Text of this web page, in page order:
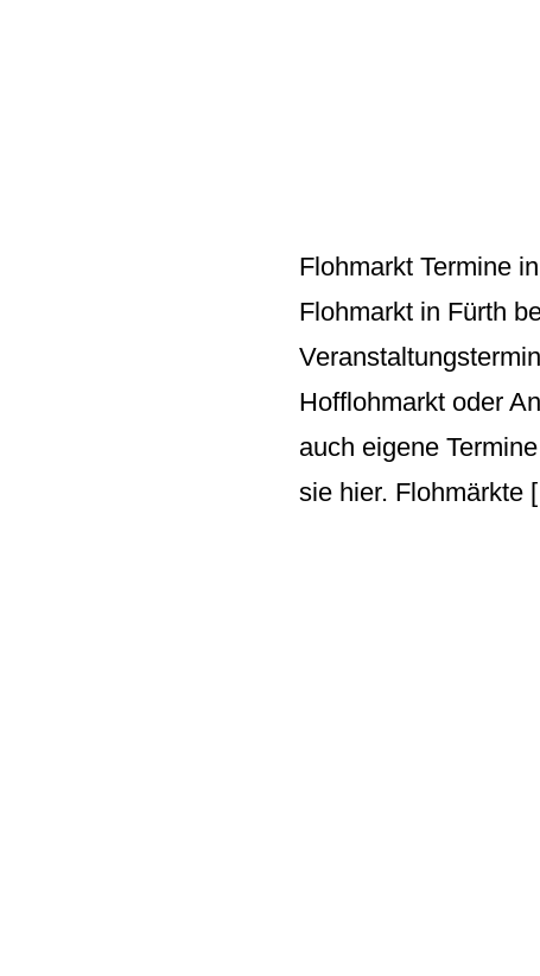
Flohmarkt Termine
Flohmarkt in Fürth
Hofflohmarkt oder
auch eigene
sie hier. Flohmärkte